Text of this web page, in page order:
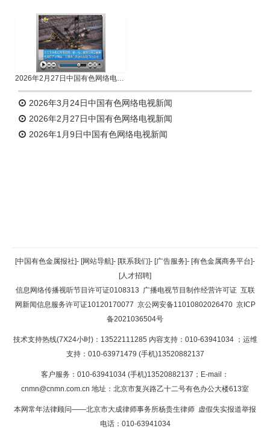
2026年2月27日中国有色网络电视新闻
2026年3月24日中国有色网络电视新闻
2026年2月27日中国有色网络电视新闻
2026年1月9日中国有色网络电视新闻
返回顶部
返回首页
[中国有色金属报社]- [网站导航]- [联系我们]- [广告服务]- [有色金属商务平台]-
[人才招聘]
信息网络传播视听节目许可证0108313 广播电视节目制作经营许可证 互联
网新闻信息服务许可证10120170077 京公网安备11010802026470 京ICP
备2021036504号
技术支持热线(7X24小时)：13522111285 内容支持：010-63941034 ；运维
支持：010-63971479 (手机)13520882137
客户服务：010-63941034 (手机)13520882137；E-mail：
cnmn@cnmn.com.cn 地址：北京市复兴路乙十二号有色办公大楼613室
本网常年法律顾问——北京市大成律师事务所杨贵生律师 虚假失实报道举报
电话：010-63941034